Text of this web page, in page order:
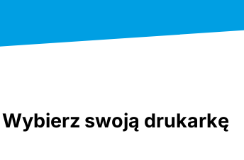
Wybierz swoją drukarkę